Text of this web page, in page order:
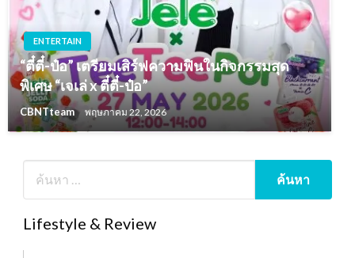
ENTERTAIN
“ตี๋ตี๋-ป๋อ” เตรียมเสิร์ฟความฟินในกิจกรรมสุด
พิเศษ “เจเล่ x ตี๋ตี๋-ป๋อ”
CBNTteam พฤษภาคม 22, 2026
Lifestyle & Review